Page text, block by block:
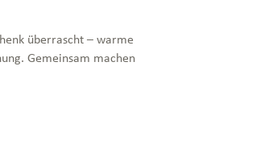
überrascht – warme
Gemeinsam machen